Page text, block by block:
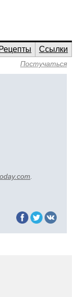
Рецепты
Ссылки
Постучаться